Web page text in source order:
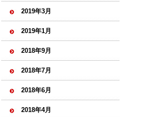
2019年3月
2019年1月
2018年9月
2018年7月
2018年6月
2018年4月